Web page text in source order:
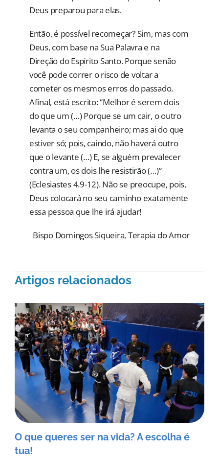
Deus preparou para elas.
Então, é possível recomeçar? Sim, mas com
Deus, com base na Sua Palavra e na
Direção do Espírito Santo. Porque senão
você pode correr o risco de voltar a
cometer os mesmos erros do passado.
Afinal, está escrito: “Melhor é serem dois
do que um (…) Porque se um cair, o outro
levanta o seu companheiro; mas ai do que
estiver só; pois, caindo, não haverá outro
que o levante (…) E, se alguém prevalecer
contra um, os dois lhe resistirão (…)”
(Eclesiastes 4.9-12). Não se preocupe, pois,
Deus colocará no seu caminho exatamente
essa pessoa que lhe irá ajudar!
Bispo Domingos Siqueira, Terapia do Amor
Artigos relacionados
O que queres ser na vida? A escolha é
tua!